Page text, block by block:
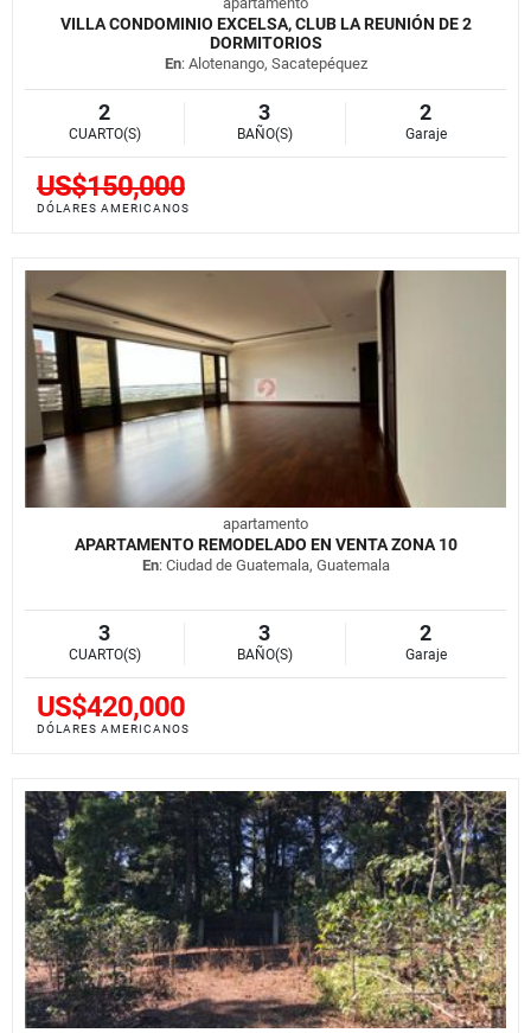
VILLA CONDOMINIO EXCELSA, CLUB LA REUNIÓN DE 2
DORMITORIOS
En: Alotenango, Sacatepéquez
2
CUARTO(S)
3
BAÑO(S)
2
Garaje
US$150,000
DÓLARES AMERICANOS
apartamento
APARTAMENTO REMODELADO EN VENTA ZONA 10
En: Ciudad de Guatemala, Guatemala
3
CUARTO(S)
3
BAÑO(S)
2
Garaje
US$420,000
DÓLARES AMERICANOS